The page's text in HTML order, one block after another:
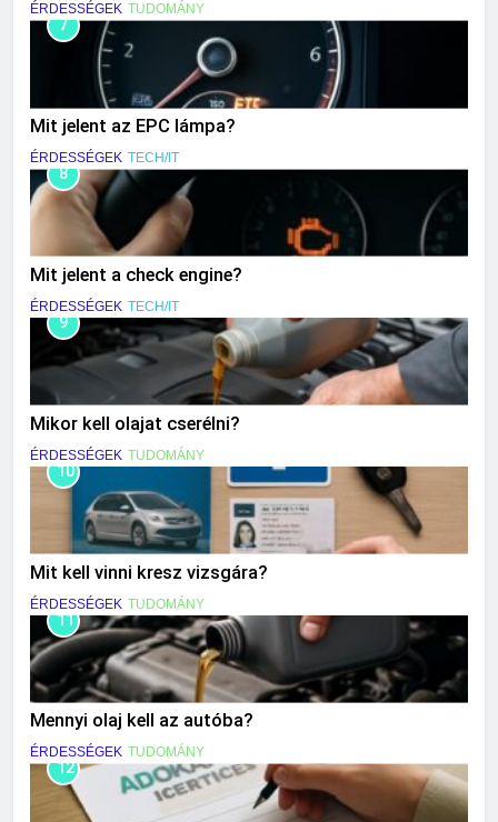
ÉRDESSÉGEK TUDOMÁNY
7
Mit jelent az EPC lámpa?
ÉRDESSÉGEK TECH/IT
8
Mit jelent a check engine?
ÉRDESSÉGEK TECH/IT
9
Mikor kell olajat cserélni?
ÉRDESSÉGEK TUDOMÁNY
10
Mit kell vinni kresz vizsgára?
ÉRDESSÉGEK TUDOMÁNY
11
Mennyi olaj kell az autóba?
ÉRDESSÉGEK TUDOMÁNY
12